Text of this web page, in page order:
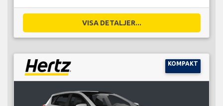
VISA DETALJER...
KOMPAKT